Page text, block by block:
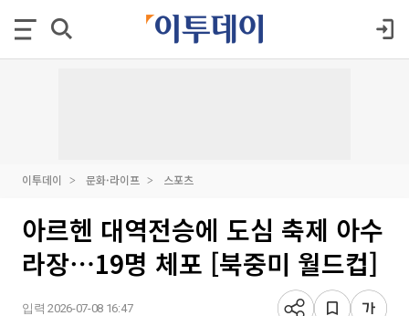
이투데이 문화·라이프 스포츠
아르헨 대역전승에 도심 축제 아수
라장⋯19명 체포 [북중미 월드컵]
입력 2026-07-08 16:47